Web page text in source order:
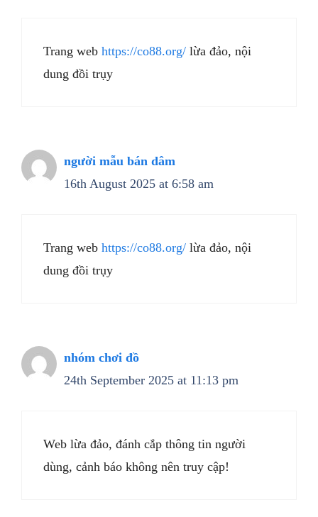
Trang web https://co88.org/ lừa đảo, nội
dung đồi trụy
người mẫu bán dâm
16th August 2025 at 6:58 am
Trang web https://co88.org/ lừa đảo, nội
dung đồi trụy
nhóm chơi đồ
24th September 2025 at 11:13 pm
Web lừa đảo, đánh cắp thông tin người
dùng, cảnh báo không nên truy cập!